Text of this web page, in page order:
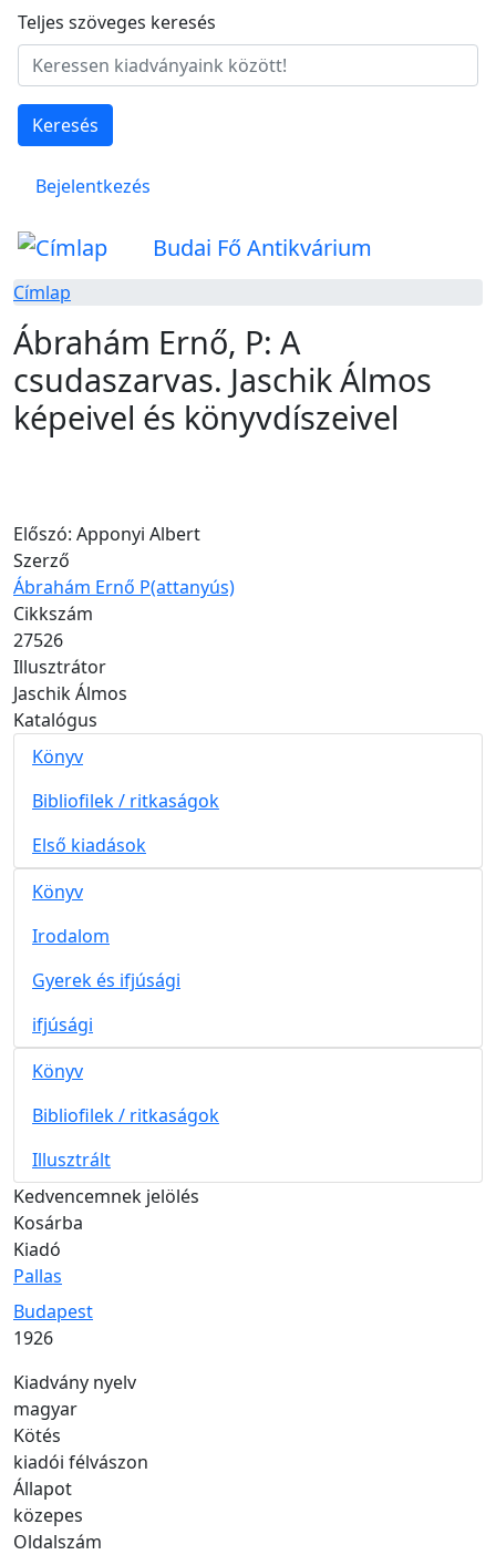
Ugrás a tartalomra
Teljes szöveges keresés
Keresés
Felhasználói fiók menüje
Bejelentkezés
Budai Fő Antikvárium
Címlap
Ábrahám Ernő, P: A
csudaszarvas. Jaschik Álmos
képeivel és könyvdíszeivel
Hozzáfűzések
Előszó: Apponyi Albert
Szerző
Ábrahám Ernő P(attanyús)
Cikkszám
27526
Illusztrátor
Jaschik Álmos
Katalógus
Könyv
Bibliofilek / ritkaságok
Első kiadások
Könyv
Irodalom
Gyerek és ifjúsági
ifjúsági
Könyv
Bibliofilek / ritkaságok
Illusztrált
Kedvencemnek jelölés
Kosárba
Kiadó
Pallas
Kiadás helye
Budapest
Kiadás éve
1926
Kiadvány nyelv
magyar
Kötés
kiadói félvászon
Állapot
közepes
Oldalszám